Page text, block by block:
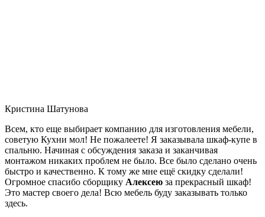
Кристина Шатунова
Всем, кто еще выбирает компанию для изготовления мебели,
советую Кухни мол! Не пожалеете! Я заказывала шкаф-купе в
спальню. Начиная с обсуждения заказа и заканчивая
монтажом никаких проблем не было. Все было сделано очень
быстро и качественно. К тому же мне ещё скидку сделали!
Огромное спасибо сборщику Алексею за прекрасный шкаф!
Это мастер своего дела! Всю мебель буду заказывать только
здесь.